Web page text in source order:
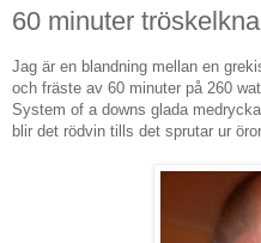
60 minuter
Jag är en blandning mellan en
och fräste av 60 minuter på 260
System of a downs glada
blir det rödvin tills det sprutar ur